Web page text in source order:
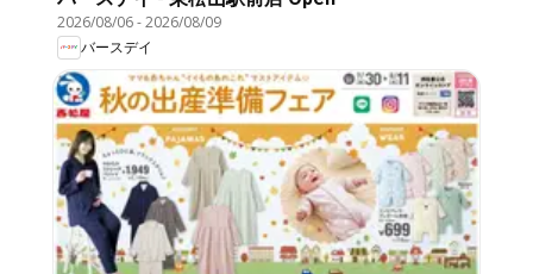
2026/08/06-2026/08/09
バースデイ